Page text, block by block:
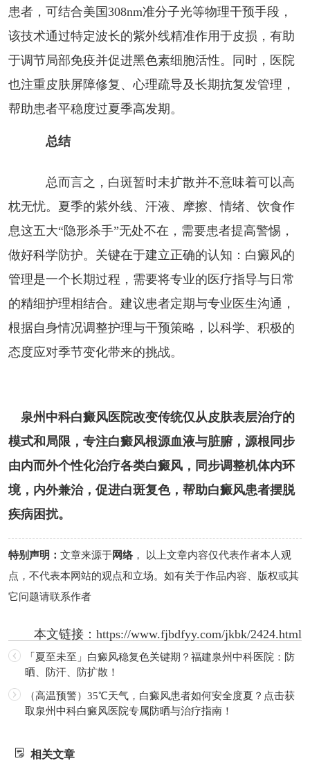
患者，可结合美国308nm准分子光等物理干预手段，
该技术通过特定波长的紫外线精准作用于皮损，有助
于调节局部免疫并促进黑色素细胞活性。同时，医院
也注重皮肤屏障修复、心理疏导及长期抗复发管理，
帮助患者平稳度过夏季高发期。
总结
总而言之，白斑暂时未扩散并不意味着可以高
枕无忧。夏季的紫外线、汗液、摩擦、情绪、饮食作
息这五大“隐形杀手”无处不在，需要患者提高警惕，
做好科学防护。关键在于建立正确的认知：白癜风的
管理是一个长期过程，需要将专业的医疗指导与日常
的精细护理相结合。建议患者定期与专业医生沟通，
根据自身情况调整护理与干预策略，以科学、积极的
态度应对季节变化带来的挑战。
泉州中科白癜风医院改变传统仅从皮肤表层治疗的
模式和局限，专注白癜风根源血液与脏腑，源根同步
由内而外个性化治疗各类白癜风，同步调整机体内环
境，内外兼治，促进白斑复色，帮助白癜风患者摆脱
疾病困扰。
特别声明： 文章来源于网络， 以上文章内容仅代表作者本人观
点，不代表本网站的观点和立场。如有关于作品内容、版权或其
它问题请联系作者
本文链接：https://www.fjbdfyy.com/jkbk/2424.html
「夏至未至」白癜风稳复色关键期？福建泉州中科医院：防
晒、防汗、防扩散！
（高温预警）35℃天气，白癜风患者如何安全度夏？点击获
取泉州中科白癜风医院专属防晒与治疗指南！
相关文章